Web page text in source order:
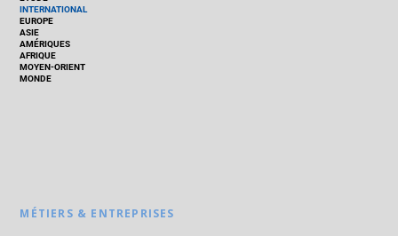
INTERNATIONAL
EUROPE
ASIE
AMÉRIQUES
AFRIQUE
MOYEN-ORIENT
MONDE
MÉTIERS & ENTREPRISES